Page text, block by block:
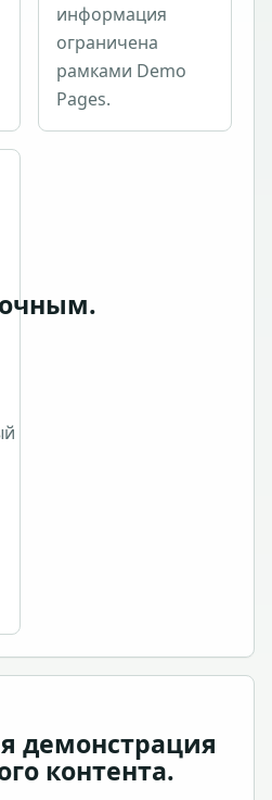
информация
ограничена
рамками Demo
Pages.
демонстрация
контента.